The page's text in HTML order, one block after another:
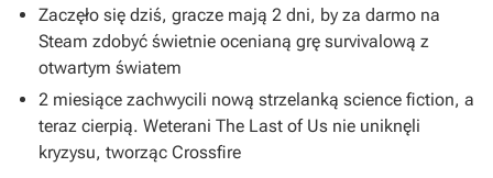
Zaczęło się dziś, gracze mają 2 dni, by za darmo na
Steam zdobyć świetnie ocenianą grę survivalową z
otwartym światem
2 miesiące zachwycili nową strzelanką science fiction, a
teraz cierpią. Weterani The Last of Us nie uniknęli
kryzysu, tworząc Crossfire